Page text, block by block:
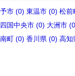
市 (0) 東温市 (0) 松前
四国中央市 (0) 大洲市
町 (0) 香川県 (0) 高知